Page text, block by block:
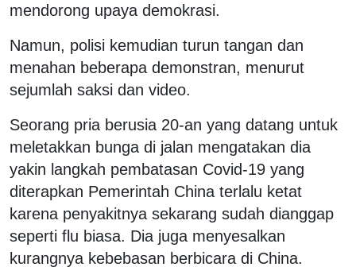
mendorong upaya demokrasi.
Namun, polisi kemudian turun tangan dan
menahan beberapa demonstran, menurut
sejumlah saksi dan video.
Seorang pria berusia 20-an yang datang untuk
meletakkan bunga di jalan mengatakan dia
yakin langkah pembatasan Covid-19 yang
diterapkan Pemerintah China terlalu ketat
karena penyakitnya sekarang sudah dianggap
seperti flu biasa. Dia juga menyesalkan
kurangnya kebebasan berbicara di China.